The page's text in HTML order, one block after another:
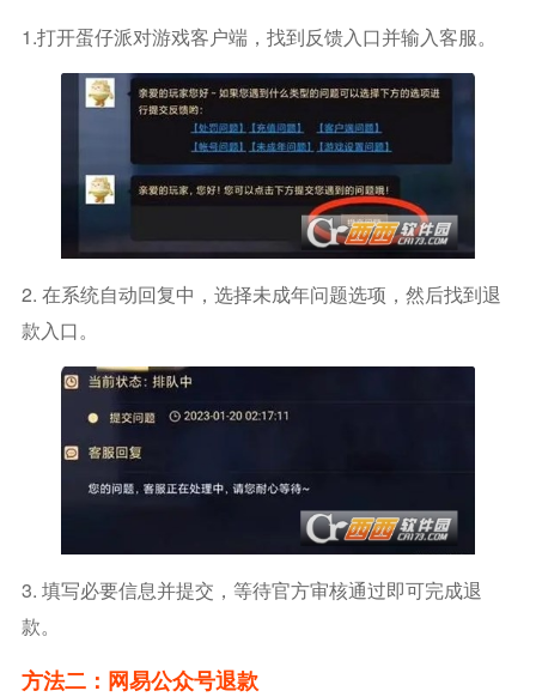
1.打开蛋仔派对游戏客户端，找到反馈入口并输入客服。
2. 在系统自动回复中，选择未成年问题选项，然后找到退
款入口。
3. 填写必要信息并提交，等待官方审核通过即可完成退
款。
方法二：网易公众号退款